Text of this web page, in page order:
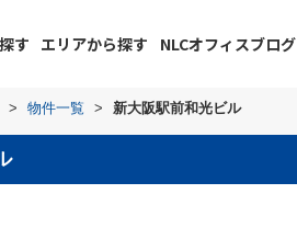
す エリアから探す NLCオフィスブログ
> 物件一覧 > 新大阪駅前和光ビル